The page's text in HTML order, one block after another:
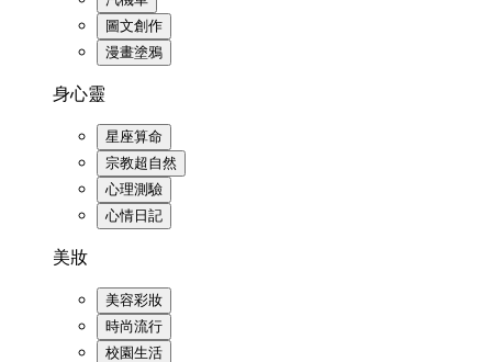
圖文創作
漫畫塗鴉
身心靈
星座算命
宗教超自然
心理測驗
心情日記
美妝
美容彩妝
時尚流行
校園生活